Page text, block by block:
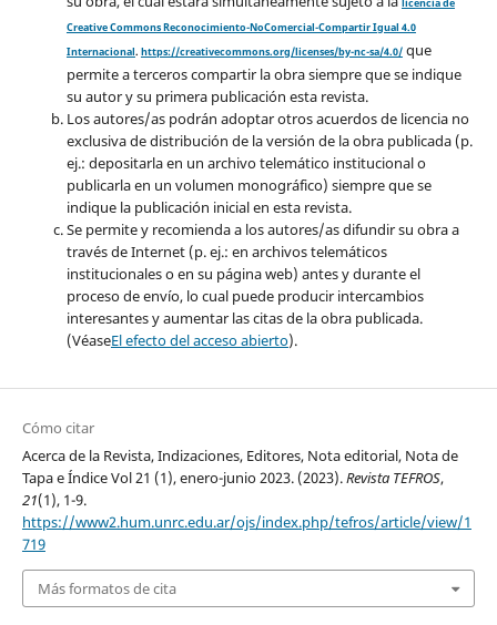
Creative Commons Reconocimiento-NoComercial-Compartir Igual 4.0
Internacional. https://creativecommons.org/licenses/by-nc-sa/4.0/que
permite a terceros compartir la obra siempre que se indique
su autor y su primera publicación esta revista.
Los autores/as podrán adoptar otros acuerdos de licencia no
exclusiva de distribución de la versión de la obra publicada (p.
ej.: depositarla en un archivo telemático institucional o
publicarla en un volumen monográfico) siempre que se
indique la publicación inicial en esta revista.
Se permite y recomienda a los autores/as difundir su obra a
través de Internet (p. ej.: en archivos telemáticos
institucionales o en su página web) antes y durante el
proceso de envío, lo cual puede producir intercambios
interesantes y aumentar las citas de la obra publicada.
(VéaseEl efecto del acceso abierto).
Cómo citar
Acerca de la Revista, Indizaciones, Editores, Nota editorial, Nota de
Tapa e Índice Vol 21 (1), enero-junio 2023. (2023).Revista TEFROS,
21(1), 1-9.
https://www2.hum.unrc.edu.ar/ojs/index.php/tefros/article/view/1
719
Más formatos de cita